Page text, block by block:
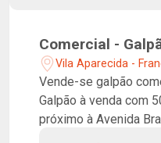
Comercial -
Vila Aparecida -
Vende-se galpão
Galpão à venda com
próximo à Avenida